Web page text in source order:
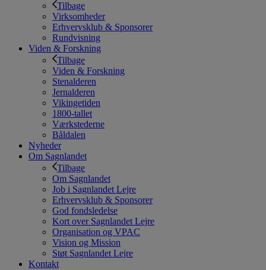
Tilbage
Virksomheder
Erhvervsklub & Sponsorer
Rundvisning
Viden & Forskning
Tilbage
Viden & Forskning
Stenalderen
Jernalderen
Vikingetiden
1800-tallet
Værkstederne
Båldalen
Nyheder
Om Sagnlandet
Tilbage
Om Sagnlandet
Job i Sagnlandet Lejre
Erhvervsklub & Sponsorer
God fondsledelse
Kort over Sagnlandet Lejre
Organisation og VPAC
Vision og Mission
Støt Sagnlandet Lejre
Kontakt